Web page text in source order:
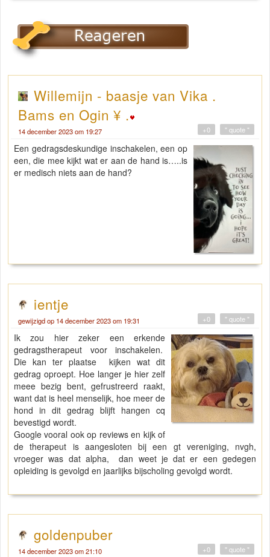
Willemijn - baasje van Vika .
Bams en Ogin ¥ .
14 december 2023 om 19:27 " quote "
+0
Een gedragsdeskundige inschakelen, een op
een, die mee kijkt wat er aan de hand is…..is
er medisch niets aan de hand?
ientje
gewijzigd op 14 december 2023 om 19:31 " quote "
+0
Ik zou hier zeker een erkende
gedragstherapeut voor inschakelen.
Die kan ter plaatse kijken wat dit
gedrag oproept. Hoe langer je hier zelf
meee bezig bent, gefrustreerd raakt,
want dat is heel menselijk, hoe meer de
hond in dit gedrag blijft hangen cq
bevestigd wordt.
Google vooral ook op reviews en kijk of
de therapeut is aangesloten bij een gt vereniging, nvgh,
vroeger was dat alpha, dan weet je dat er een gedegen
opleiding is gevolgd en jaarlijks bijscholing gevolgd wordt.
goldenpuber
14 december 2023 om 21:10 " quote "
+0